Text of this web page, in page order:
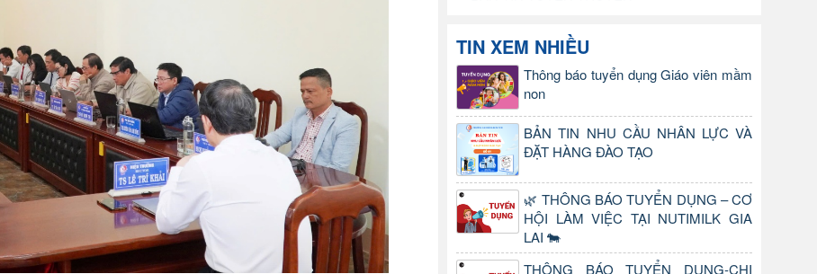
TIN XEM NHIỀU
Thông báo tuyển dụng Giáo viên mầm
non
BẢN TIN NHU CẦU NHÂN LỰC VÀ
ĐẶT HÀNG ĐÀO TẠO
🌿 THÔNG BÁO TUYỂN DỤNG – CƠ
HỘI LÀM VIỆC TẠI NUTIMILK GIA
LAI 🐄
THÔNG BÁO TUYỂN DỤNG-CHI